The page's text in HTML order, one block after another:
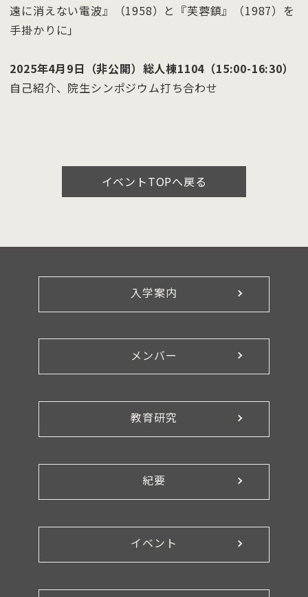
遠に消えない電波』（1958）と『芙蓉鎮』（1987）を
手掛かりに」
2025年4月9日（非公開）総人棟1104（15:00-16:30）
自己紹介、院生シンポジウム打ち合わせ
イベントTOPへ戻る
入学案内
メンバー
教育研究
紀要
イベント